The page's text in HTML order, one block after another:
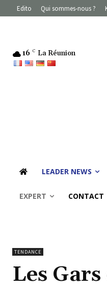
Edito Qui sommes-nous ?
16 C La Réunion
LEADER NEWS
EXPERT CONTACT
TENDANCE
Les